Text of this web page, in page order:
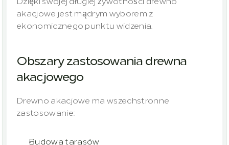
akacjowe jest mądrym wyborem z
ekonomicznego punktu widzenia.
Obszary zastosowania drewna
akacjowego
Drewno akacjowe ma wszechstronne
zastosowanie:
Budowa tarasów